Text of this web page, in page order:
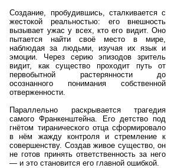
Создание, пробудившись, сталкивается с
жестокой реальностью: его внешность
вызывает ужас у всех, кто его видит. Оно
пытается найти своё место в мире,
наблюдая за людьми, изучая их язык и
эмоции. Через серию эпизодов зритель
видит, как существо проходит путь от
первобытной растерянности до
осознанного понимания собственной
отверженности.
Параллельно раскрывается трагедия
самого Франкенштейна. Его детство под
гнётом тиранического отца сформировало
в нём жажду контроля и стремление к
совершенству. Создав живое существо, он
не готов принять ответственность за него
— и это становится его главной ошибкой.